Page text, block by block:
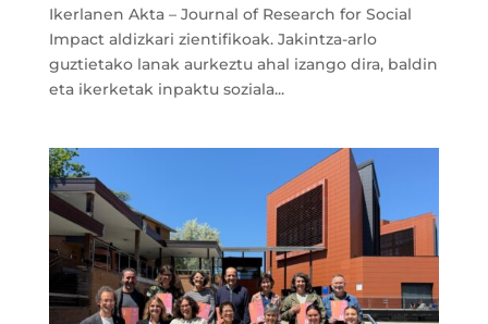
Ikerlanen Akta – Journal of Research for Social
Impact aldizkari zientifikoak. Jakintza-arlo
guztietako lanak aurkeztu ahal izango dira, baldin
eta ikerketak inpaktu soziala...